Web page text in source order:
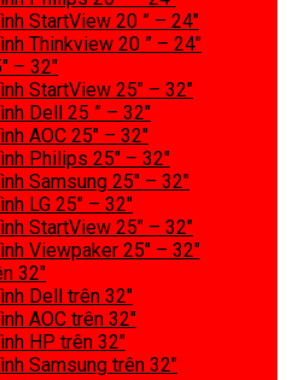
StartView 20 ” – 24″
Thinkview 20 ” – 24″
– 32″
StartView 25″ – 32″
Dell 25 ” – 32″
AOC 25″ – 32″
Philips 25″ – 32″
Samsung 25″ – 32″
LG 25″ – 32″
StartView 25″ – 32″
Viewpaker 25″ – 32″
32″
Dell trên 32″
AOC trên 32″
HP trên 32″
Samsung trên 32″